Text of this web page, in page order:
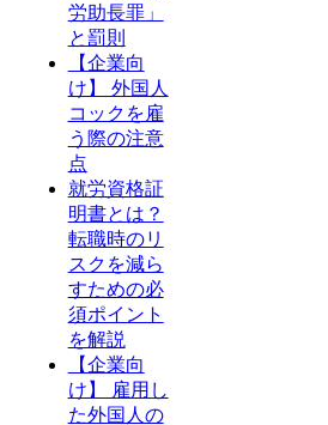
労助長罪」
と罰則
【企業向
け】 外国人
コックを雇
う際の注意
点
就労資格証
明書とは？
転職時のリ
スクを減ら
すための必
須ポイント
を解説
【企業向
け】 雇用し
た外国人の